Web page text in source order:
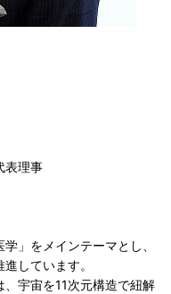
表理事
」をメインテーマとし、
しています。
、宇宙を11次元構造で紐解